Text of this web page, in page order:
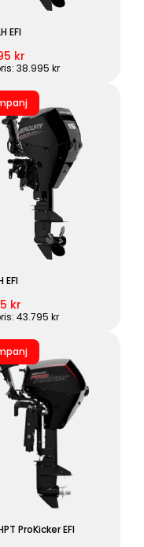
EFI
kr
38.995 kr
EFI
kr
43.795 kr
ProKicker EFI